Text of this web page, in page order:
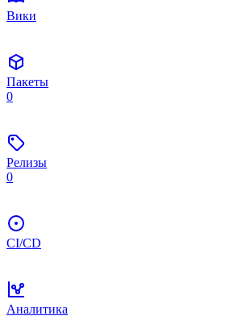
Вики
Пакеты
0
Релизы
0
CI/CD
Аналитика